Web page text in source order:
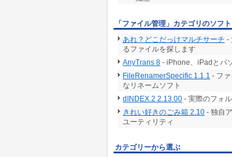
「ファイル管理」カテゴリのソフ
あれ？どこだっけマルチサーチ -
るファイルを探します
AnyTrans 8 - iPhone、iPadとパ
FileRenamerSpecific 1.1.1 - フ
なリネームソフト
dINDEX.2 2.13.00 - 実際のフォ
きれい好きのごみ箱 2.10 - 独自
ユーティリティ
カテゴリーから選ぶ